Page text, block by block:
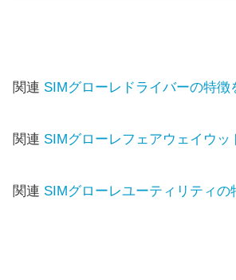
関連 SIMグローレドライバーの特徴
関連 SIMグローレフェアウェイウッ
関連 SIMグローレユーティリティの